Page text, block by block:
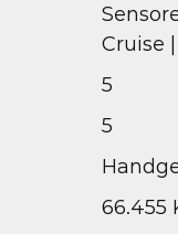
Cruise |
5
5
66.455